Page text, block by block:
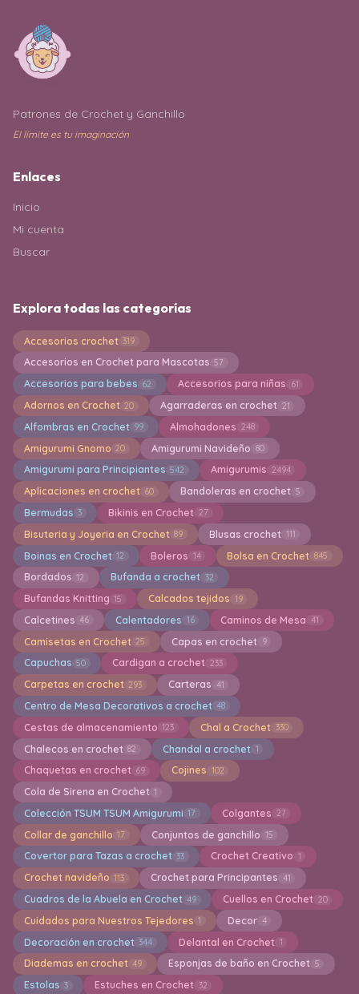
Patrones de Crochet y Ganchillo
El límite es tu imaginación
Enlaces
Inicio
Mi cuenta
Buscar
Explora todas las categorías
Accesorios crochet 319
Accesorios en Crochet para Mascotas 57
Accesorios para bebes 62 Accesorios para niñas 61
Adornos en Crochet 20 Agarraderas en crochet 21
Alfombras en Crochet 99 Almohadones 248
Amigurumi Gnomo 20 Amigurumi Navideño 80
Amigurumi para Principiantes 542 Amigurumis 2494
Aplicaciones en crochet 60 Bandoleras en crochet 5
Bermudas 3 Bikinis en Crochet 27
Bisuteria y Joyeria en Crochet 89 Blusas crochet 111
Boinas en Crochet 12 Boleros 14 Bolsa en Crochet 845
Bordados 12 Bufanda a crochet 32
Bufandas Knitting 15 Calcados tejidos 19
Calcetines 46 Calentadores 16 Caminos de Mesa 41
Camisetas en Crochet 25 Capas en crochet 9
Capuchas 50 Cardigan a crochet 233
Carpetas en crochet 293 Carteras 41
Centro de Mesa Decorativos a crochet 48
Cestas de almacenamiento 123 Chal a Crochet 330
Chalecos en crochet 82 Chandal a crochet 1
Chaquetas en crochet 69 Cojines 102
Cola de Sirena en Crochet 1
Colección TSUM TSUM Amigurumi 17 Colgantes 27
Collar de ganchillo 17 Conjuntos de ganchillo 15
Covertor para Tazas a crochet 33 Crochet Creativo 1
Crochet navideño 113 Crochet para Principantes 41
Cuadros de la Abuela en Crochet 49 Cuellos en Crochet 20
Cuidados para Nuestros Tejedores 1 Decor 4
Decoración en crochet 344 Delantal en Crochet 1
Diademas en crochet 49 Esponjas de baño en Crochet 5
Estolas 3 Estuches en Crochet 32